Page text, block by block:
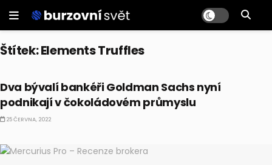
Štítek:Elements Truffles
Dva bývalí bankéři Goldman Sachs nyní
podnikají v čokoládovém průmyslu
25 ČERVNA, 2022